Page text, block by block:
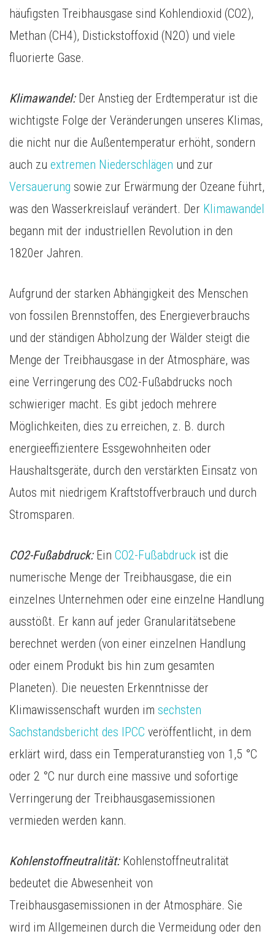
häufigsten Treibhausgase sind Kohlendioxid (CO2),
Methan (CH4), Distickstoffoxid (N2O) und viele
fluorierte Gase.
Klimawandel:Der Anstieg der Erdtemperatur ist die
wichtigste Folge der Veränderungen unseres Klimas,
die nicht nur die Außentemperatur erhöht, sondern
auch zu extremen Niederschlägen und zur
Versauerung sowie zur Erwärmung der Ozeane führt,
was den Wasserkreislauf verändert. Der Klimawandel
begann mit der industriellen Revolution in den
1820er Jahren.
Aufgrund der starken Abhängigkeit des Menschen
von fossilen Brennstoffen, des Energieverbrauchs
und der ständigen Abholzung der Wälder steigt die
Menge der Treibhausgase in der Atmosphäre, was
eine Verringerung des CO2-Fußabdrucks noch
schwieriger macht. Es gibt jedoch mehrere
Möglichkeiten, dies zu erreichen, z. B. durch
energieeffizientere Essgewohnheiten oder
Haushaltsgeräte, durch den verstärkten Einsatz von
Autos mit niedrigem Kraftstoffverbrauch und durch
Stromsparen.
CO2-Fußabdruck:Ein CO2-Fußabdruck ist die
numerische Menge der Treibhausgase, die ein
einzelnes Unternehmen oder eine einzelne Handlung
ausstößt. Er kann auf jeder Granularitätsebene
berechnet werden (von einer einzelnen Handlung
oder einem Produkt bis hin zum gesamten
Planeten). Die neuesten Erkenntnisse der
Klimawissenschaft wurden im sechsten
Sachstandsbericht des IPCC veröffentlicht, in dem
erklärt wird, dass ein Temperaturanstieg von 1,5 °C
oder 2 °C nur durch eine massive und sofortige
Verringerung der Treibhausgasemissionen
vermieden werden kann.
Kohlenstoffneutralität:Kohlenstoffneutralität
bedeutet die Abwesenheit von
Treibhausgasemissionen in der Atmosphäre. Sie
wird im Allgemeinen durch die Vermeidung oder den